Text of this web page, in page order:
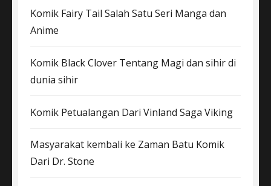
Komik Fairy Tail Salah Satu Seri Manga dan
Anime
Komik Black Clover Tentang Magi dan sihir di
dunia sihir
Komik Petualangan Dari Vinland Saga Viking
Masyarakat kembali ke Zaman Batu Komik
Dari Dr. Stone